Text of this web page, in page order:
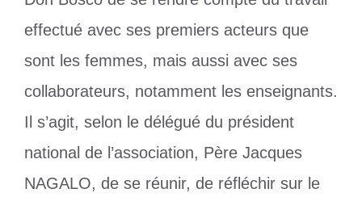
effectué avec ses premiers acteurs que
sont les femmes, mais aussi avec ses
collaborateurs, notamment les enseignants.
Il s’agit, selon le délégué du président
national de l’association, Père Jacques
NAGALO, de se réunir, de réfléchir sur le